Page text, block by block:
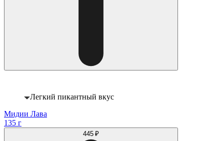
Легкий пикантный вкус
Мидии Лава
135 г
445 ₽